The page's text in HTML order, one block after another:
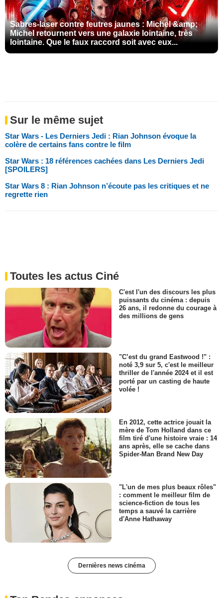
Sabres-laser contre feutres jaunes : Michel &amp;
Michel retournent vers une galaxie lointaine, très
lointaine. Que le faux raccord soit avec eux...
Sur le même sujet
Star Wars - Les Derniers Jedi : Rian Johnson évoque la
colère de certains fans contre le film
Star Wars : 18 références cachées dans Les Derniers Jedi
[SPOILERS]
Star Wars 8 : Rian Johnson n’écoute pas les critiques et ne
regrette rien
Toutes les actus Ciné
C'est l'un des discours les plus
puissants du cinéma : depuis
26 ans, il redonne du courage à
des millions de gens
"C’est du grand Eastwood !" :
noté 3,9 sur 5, c'est le meilleur
thriller de l'année 2024 et il est
porté par un casting de haute
volée !
En 2012, cette actrice jouait la
mère de Tom Holland dans ce
film tiré d'une histoire vraie : 14
ans après, elle se cache dans
Spider-Man Brand New Day
"L'un de mes plus beaux rôles"
: comment le meilleur film de
science-fiction de tous les
temps a sauvé la carrière
d'Anne Hathaway
Dernières news cinéma